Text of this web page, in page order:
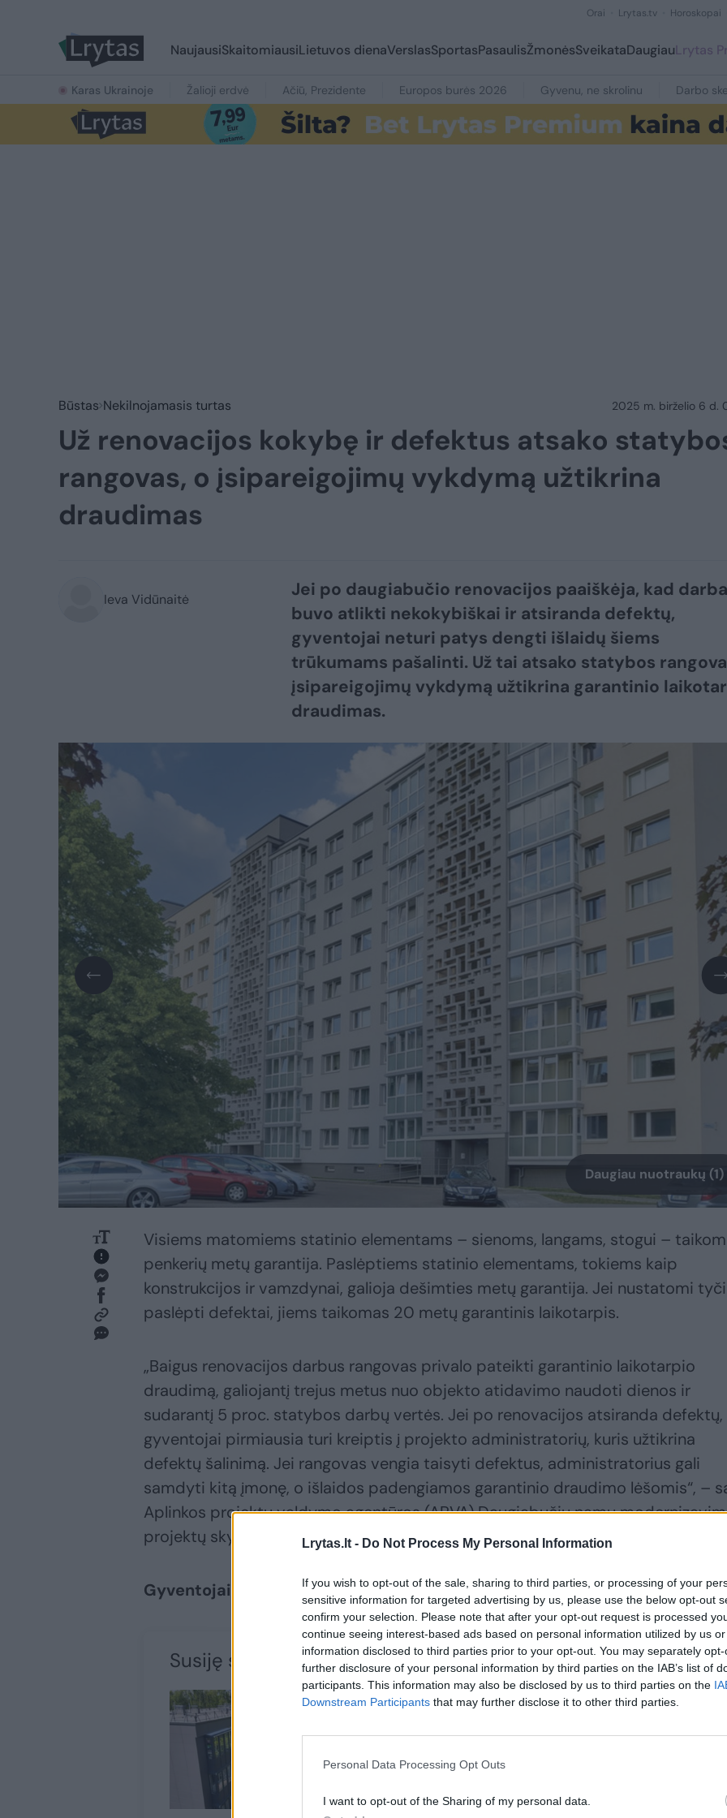
Lrytas.lt - Do Not Process My Personal Information
If you wish to opt-out of the sale, sharing to third parties, or processing of your
sensitive information for targeted advertising by us, please use the below opt-out
confirm your selection. Please note that after your opt-out request is processed
continue seeing interest-based ads based on personal information utilized by us
information disclosed to third parties prior to your opt-out. You may separately
further disclosure of your personal information by third parties on the IAB’s list of
participants. This information may also be disclosed by us to third parties on the
Downstream Participants that may further disclose it to other third parties.
Personal Data Processing Opt Outs
I want to opt-out of the Sharing of my personal data.
Orai Lrytas.tv Horoskopai
NaujausiSkaitomiausiLietuvos dienaVerslasSportasPasaulisŽmonėsSveikataDaugiauLrytas
Karas Ukrainoje Žalioji erdvė Ačiū, Prezidente Europos burės 2026 Gyvenu, ne skrolinu Darbo
Būstas Nekilnojamasis turtas 2025 m. birželio 6 d.
Už renovacijos kokybę ir defektus atsako
rangovas, o įsipareigojimų vykdymą užtikrina
draudimas
Ieva Vidūnaitė
Jei po daugiabučio renovacijos paaiškėja, kad
buvo atlikti nekokybiškai ir atsiranda defektų,
gyventojai neturi patys dengti išlaidų šiems
trūkumams pašalinti. Už tai atsako statybos
įsipareigojimų vykdymą užtikrina garantinio
draudimas.
Daugiau nuotraukų (1)
Visiems matomiems statinio elementams – sienoms, langams, stogui –
penkerių metų garantija. Paslėptiems statinio elementams, tokiems kaip
konstrukcijos ir vamzdynai, galioja dešimties metų garantija. Jei nustatomi
paslėpti defektai, jiems taikomas 20 metų garantinis laikotarpis.
„Baigus renovacijos darbus rangovas privalo pateikti garantinio laikotarpio
draudimą, galiojantį trejus metus nuo objekto atidavimo naudoti dienos ir
sudarantį 5 proc. statybos darbų vertės. Jei po renovacijos atsiranda defektų,
gyventojai pirmiausia turi kreiptis į projekto administratorių, kuris užtikrina
defektų šalinimą. Jei rangovas vengia taisyti defektus, administratorius gali
samdyti kitą įmonę, o išlaidos padengiamos garantinio draudimo lėšomis“, –
Aplinkos projektų valdymo agentūros (APVA) Daugiabučių namų
projektų skyriaus ekspertas Edvardas Petrauskas.
Gyventojai yra svarbūs renovacijos proceso dalyviai
Susiję straipsniai